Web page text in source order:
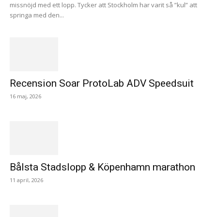
missnöjd med ett lopp. Tycker att Stockholm har varit så ”kul” att
springa med den...
Recension Soar ProtoLab ADV Speedsuit
16 maj, 2026
Bålsta Stadslopp & Köpenhamn marathon
11 april, 2026